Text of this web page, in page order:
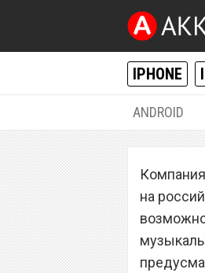
IPHONE
ANDROID
на